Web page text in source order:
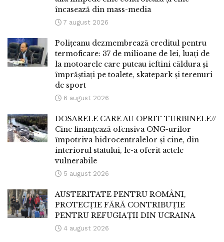
încasează din mass-media
7 august 2026
Polițeanu dezmembrează creditul pentru
termoficare: 37 de milioane de lei, luați de
la motoarele care puteau ieftini căldura și
împrăștiați pe toalete, skatepark și terenuri
de sport
6 august 2026
DOSARELE CARE AU OPRIT TURBINELE//
Cine finanțează ofensiva ONG-urilor
împotriva hidrocentralelor și cine, din
interiorul statului, le-a oferit actele
vulnerabile
5 august 2026
AUSTERITATE PENTRU ROMÂNI,
PROTECȚIE FĂRĂ CONTRIBUȚIE
PENTRU REFUGIAȚII DIN UCRAINA
4 august 2026